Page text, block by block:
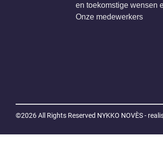
en toekomstige wensen
Onze medewerkers
©2026 All Rights Reserved NYKKO NOVÈS -